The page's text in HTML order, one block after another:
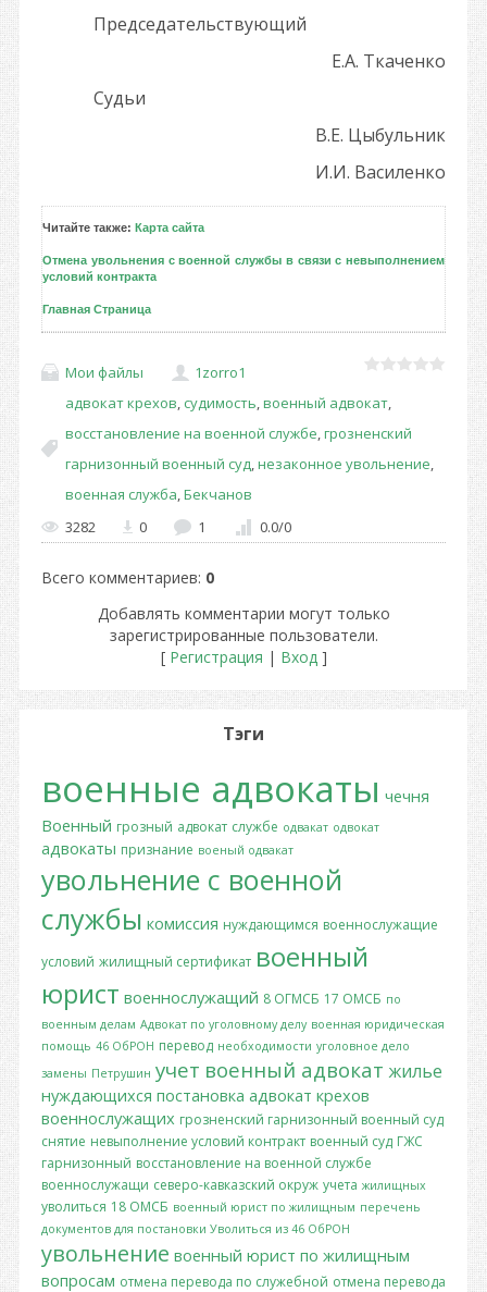
Председательствующий
Е.А. Ткаченко
Судьи
В.Е. Цыбульник
И.И. Василенко
Читайте также: Карта сайта
Отмена увольнения с военной службы в связи с невыполнением
условий контракта
Главная Страница
Мои файлы
1zorro1
адвокат крехов судимость военный адвокат
восстановление на военной службе грозненский
гарнизонный военный суд незаконное увольнение
военная служба Бекчанов
3282
0 1 0.0/0
Всего комментариев: 0
Добавлять комментарии могут только
зарегистрированные пользователи.
[ Регистрация | Вход]
Тэги
военные адвокаты чечня
Военный грозный адвокат службе одвакат одвокат
адвокаты признание военый одвакат
увольнение с военной
службы комиссия нуждающимся военнослужащие
условий жилищный сертификат военный
юрист военнослужащий 8 ОГМСБ 17 ОМСБ по
военным делам Адвокат по уголовному делу военная юридическая
помощь 46 ОбРОН перевод необходимости уголовное дело
замены Петрушин учет военный адвокат жилье
нуждающихся постановка адвокат крехов
военнослужащих грозненский гарнизонный военный суд
снятие невыполнение условий контракт военный суд ГЖС
гарнизонный восстановление на военной службе
военнослужащи северо-кавказский окруж учета жилищных
уволиться 18 ОМСБ военный юрист по жилищным перечень
документов для постановки Уволиться из 46 ОбРОН
увольнение военный юрист по жилищным
вопросам отмена перевода по служебной отмена перевода